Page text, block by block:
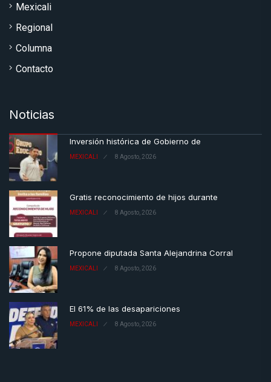
Mexicali
Regional
Columna
Contacto
Noticias
Inversión histórica de Gobierno de
MEXICALI 8 Agosto, 2026
Gratis reconocimiento de hijos durante
MEXICALI 8 Agosto, 2026
Propone diputada Santa Alejandrina Corral
MEXICALI 8 Agosto, 2026
El 61% de las desapariciones
MEXICALI 8 Agosto, 2026